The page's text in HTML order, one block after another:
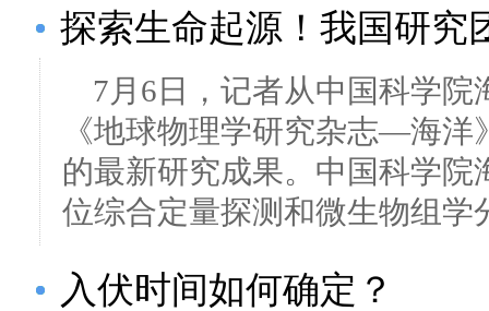
探索生命起源！我国研究
7月6日，记者从中国科学
《地球物理学研究杂志—海
的最新研究成果。中国科学
位综合定量探测和微生物组学
入伏时间如何确定？